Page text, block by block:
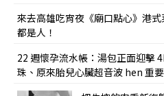
來去高雄吃宵夜《廟口點心》港
都是人！
22 週懷孕流水帳：湯包正面迎擊
珠、原來胎兒心臟超音波 hen 重要